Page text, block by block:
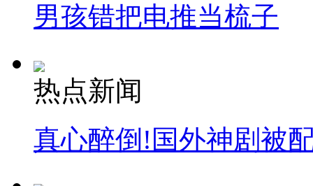
男孩错把电推当梳子
热点新闻
真心醉倒!国外神剧被